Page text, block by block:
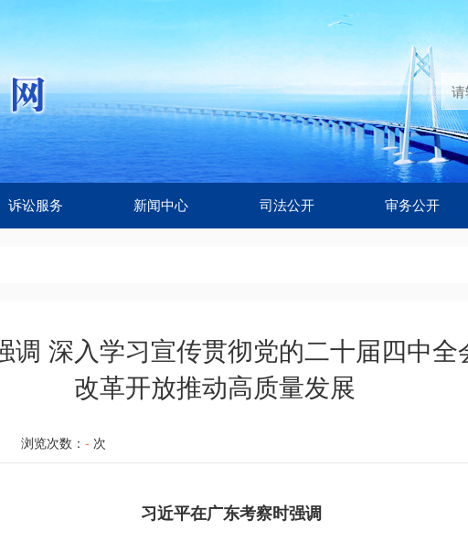
诉讼服务 新闻中心 司法公开 审务公开
调 深入学习宣传贯彻党的二十届四中
改革开放推动高质量发展
浏览次数： - 次
习近平在广东考察时强调